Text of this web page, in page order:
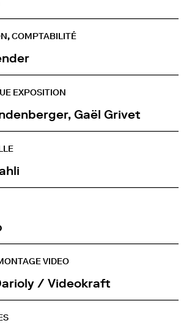
,COMPTABILITÉ
EXPOSITION
Gaël Grivet
VIDEO
/ Videokraft